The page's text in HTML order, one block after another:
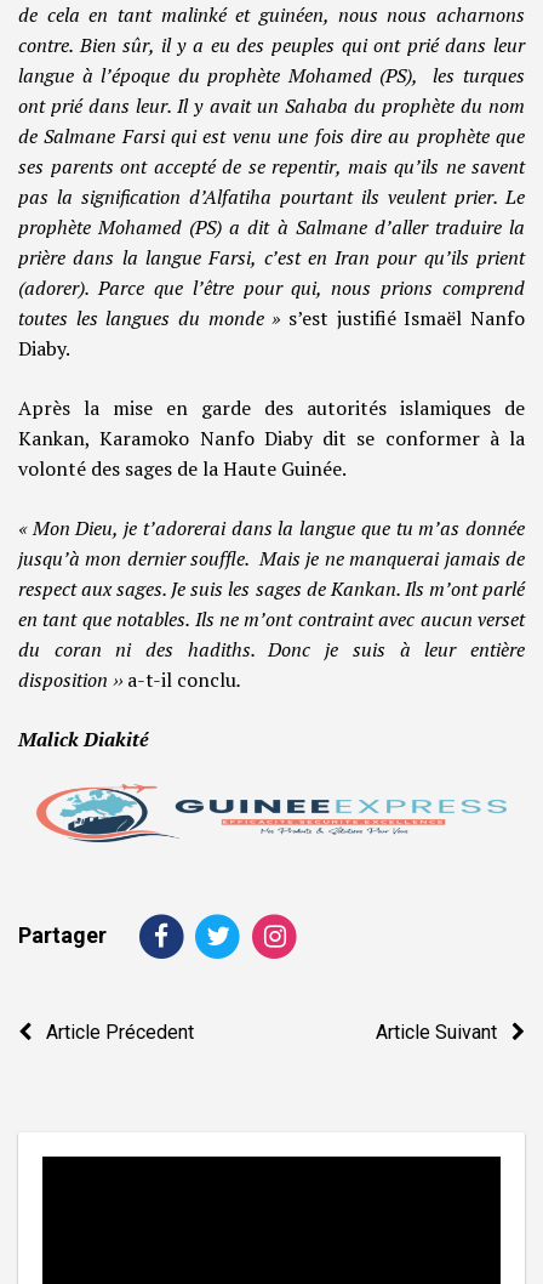
de cela en tant malinké et guinéen, nous nous acharnons
contre. Bien sûr, il y a eu des peuples qui ont prié dans leur
langue à l’époque du prophète Mohamed (PS), les turques
ont prié dans leur. Il y avait un Sahaba du prophète du nom
de Salmane Farsi qui est venu une fois dire au prophète que
ses parents ont accepté de se repentir, mais qu’ils ne savent
pas la signification d’Alfatiha pourtant ils veulent prier. Le
prophète Mohamed (PS) a dit à Salmane d’aller traduire la
prière dans la langue Farsi, c’est en Iran pour qu’ils prient
(adorer). Parce que l’être pour qui, nous prions comprend
toutes les langues du monde » s’est justifié Ismaël Nanfo
Diaby.
Après la mise en garde des autorités islamiques de
Kankan, Karamoko Nanfo Diaby dit se conformer à la
volonté des sages de la Haute Guinée.
« Mon Dieu, je t’adorerai dans la langue que tu m’as donnée
jusqu’à mon dernier souffle. Mais je ne manquerai jamais de
respect aux sages. Je suis les sages de Kankan. Ils m’ont parlé
en tant que notables. Ils ne m’ont contraint avec aucun verset
du coran ni des hadiths. Donc je suis à leur entière
disposition ›› a-t-il conclu.
Malick Diakité
Partager
Navigation
Article Précedent Article Suivant